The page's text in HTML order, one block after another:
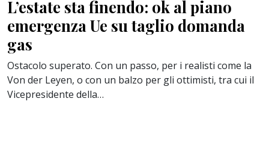
L’estate sta finendo: ok al piano
emergenza Ue su taglio domanda
gas
Ostacolo superato. Con un passo, per i realisti come la
Von der Leyen, o con un balzo per gli ottimisti, tra cui il
Vicepresidente della…